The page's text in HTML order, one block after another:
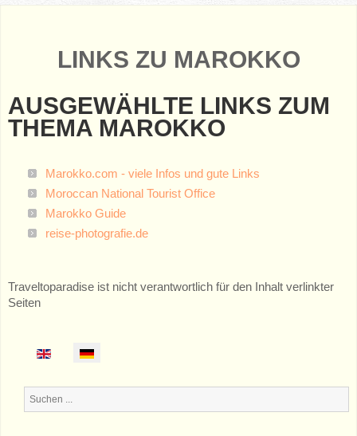
LINKS ZU MAROKKO
AUSGEWÄHLTE LINKS ZUM
THEMA MAROKKO
Marokko.com - viele Infos und gute Links
Moroccan National Tourist Office
Marokko Guide
reise-photografie.de
Traveltoparadise ist nicht verantwortlich für den Inhalt verlinkter
Seiten
Suchen
...